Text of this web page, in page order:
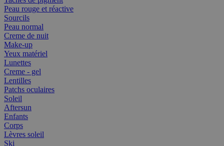
Peau rouge et réactive
Sourcils
Peau normal
Creme de nuit
Make-up
Yeux matériel
Lunettes
Creme - gel
Lentilles
Patchs oculaires
Soleil
Aftersun
Enfants
Corps
Lèvres soleil
Ski